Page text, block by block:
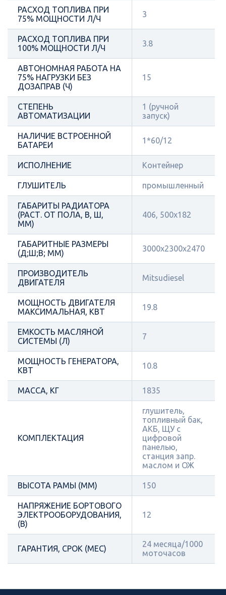
РАСХОД ТОПЛИВА ПРИ
75% МОЩНОСТИ Л/Ч
3
РАСХОД ТОПЛИВА ПРИ
100% МОЩНОСТИ Л/Ч
3.8
АВТОНОМНАЯ РАБОТА НА
75% НАГРУЗКИ БЕЗ
ДОЗАПРАВ (Ч)
15
СТЕПЕНЬ
АВТОМАТИЗАЦИИ
1 (ручной
запуск)
НАЛИЧИЕ ВСТРОЕННОЙ
БАТАРЕИ
1*60/12
ИСПОЛНЕНИЕ Контейнер
ГЛУШИТЕЛЬ промышленный
ГАБАРИТЫ РАДИАТОРА
(РАСТ. ОТ ПОЛА, В, Ш,
ММ)
406, 500х182
ГАБАРИТНЫЕ РАЗМЕРЫ
(Д;Ш;В; ММ)
3000х2300х2470
ПРОИЗВОДИТЕЛЬ
ДВИГАТЕЛЯ
Mitsudiesel
МОЩНОСТЬ ДВИГАТЕЛЯ
МАКСИМАЛЬНАЯ, КВТ
19.8
ЕМКОСТЬ МАСЛЯНОЙ
СИСТЕМЫ (Л)
7
МОЩНОСТЬ ГЕНЕРАТОРА,
КВТ
10.8
МАССА, КГ 1835
КОМПЛЕКТАЦИЯ
глушитель,
топливный бак,
АКБ, ЩУ с
цифровой
панелью,
станция запр.
маслом и ОЖ
ВЫСОТА РАМЫ (ММ) 150
НАПРЯЖЕНИЕ БОРТОВОГО
ЭЛЕКТРООБОРУДОВАНИЯ,
(В)
12
ГАРАНТИЯ, СРОК (МЕС)
24 месяца/1000
моточасов